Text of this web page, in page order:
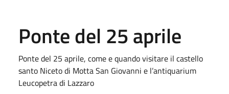
Ponte del 25 aprile
Ponte del 25 aprile, come e quando visitare il castello
santo Niceto di Motta San Giovanni e l’antiquarium
Leucopetra di Lazzaro